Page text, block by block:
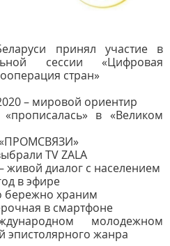
принял участие в
сессии «Цифровая
стран»
– мировой ориентир
в «Великом
«ПРОМСВЯЗИ»
TV ZALA
живой диалог с населением
в эфире
храним
в смартфоне
молодежном
эпистолярного жанра